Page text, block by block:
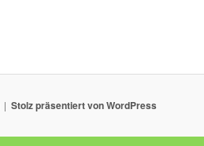
Stolz präsentiert von WordPress